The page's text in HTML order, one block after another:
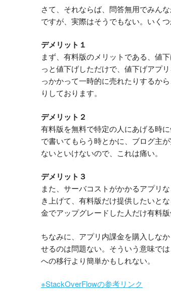
さて、それならば、問答無用でみん
ですが、実際はそうでもない。いくつ
デメリット１
まず、有料版のメリットである、値
っと値下げしただけで、値下げアプ
っかかって一時的に売れたりするか
りしております。
デメリット２
有料版を無料で特定の人にあげる時
で書いてもらう時とかに、ブログ主
ないといけないので、これは痛い。
デメリット３
また、サーバコストがかかるアプリ
き上げて、有料版だけ提供したいと
金でアップグレードした人だけ有料
ちなみに、アプリ内課金を購入しな
せるのは問題ない。そういう意味では
への移行より簡単かもしれない。
※StackOverFlowの参考リンク